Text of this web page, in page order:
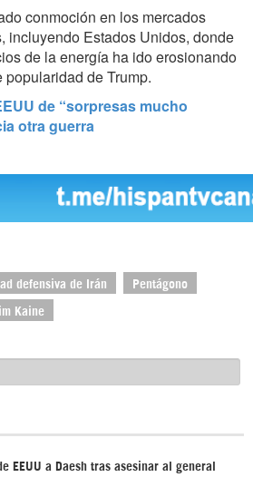
conmoción en los mercados
incluyendo Estados Unidos, donde
de la energía ha ido erosionando
de Trump.
de “sorpresas mucho
otra guerra
defensiva de Irán Pentágono
Kaine
EEUU a Daesh tras asesinar al general